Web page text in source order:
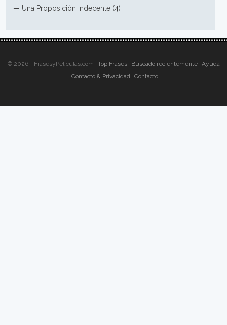
— Una Proposición Indecente (4)
© 2026 - FrasesyPeliculas.com Top Frases Buscado recientemente
Ayuda
Contacto & Privacidad
Contacto